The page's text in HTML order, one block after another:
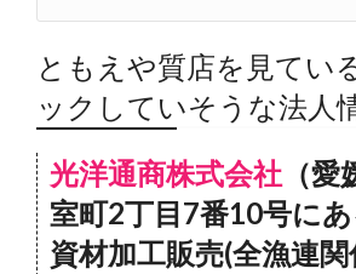
ともえや質店を見てい
ックしていそうな法人
光洋通商株式会社 （
室町2丁目7番10号に
資材加工販売(全漁連